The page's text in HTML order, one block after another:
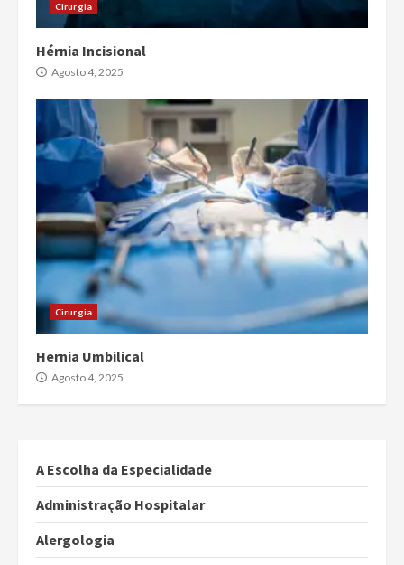
Cirurgia
Hérnia Incisional
Agosto 4, 2025
Cirurgia
Hernia Umbilical
Agosto 4, 2025
A Escolha da Especialidade
Administração Hospitalar
Alergologia